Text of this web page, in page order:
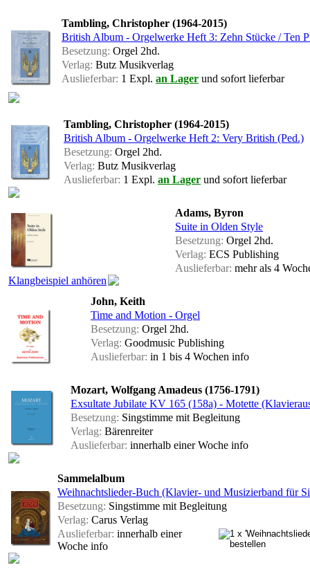
Tambling, Christopher (1964-2015)
British Album - Orgelwerke Heft 3: Zehn Stücke / Ten
Besetzung: Orgel 2hd.
Verlag: Butz Musikverlag
Auslieferbar: 1 Expl. an Lager und sofort lieferbar
Tambling, Christopher (1964-2015)
British Album - Orgelwerke Heft 2: Very British (Ped.)
Besetzung: Orgel 2hd.
Verlag: Butz Musikverlag
Auslieferbar: 1 Expl. an Lager und sofort lieferbar
Klangbeispiel anhören
Adams, Byron
Suite in Olden Style
Besetzung: Orgel 2hd.
Verlag: ECS Publishing
Auslieferbar: mehr als 4
John, Keith
Time and Motion - Orgel
Besetzung: Orgel 2hd.
Verlag: Goodmusic Publishing
Auslieferbar: in 1 bis 4 Wochen info
Mozart, Wolfgang Amadeus (1756-1791)
Exsultate Jubilate KV 165 (158a) - Motette
Besetzung: Singstimme mit Begleitung
Verlag: Bärenreiter
Auslieferbar: innerhalb einer Woche info
Sammelalbum
Weihnachtslieder-Buch (Klavier- und Musizierband für
Besetzung: Singstimme mit Begleitung
Verlag: Carus Verlag
Auslieferbar: innerhalb einer
Woche info